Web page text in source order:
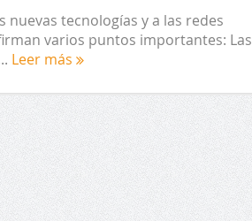
tecnologías y a las redes
varios puntos importantes: Las
Leer más